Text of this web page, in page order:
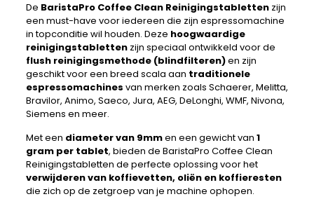
De BaristaPro Coffee Clean Reinigingstablettenzijn
een must-have voor iedereen die zijn espressomachine
in topconditie wil houden. Deze hoogwaardige
reinigingstablettenzijn speciaal ontwikkeld voor de
flush reinigingsmethode (blindfilteren)en zijn
geschikt voor een breed scala aan traditionele
espressomachines van merken zoals Schaerer, Melitta,
Bravilor, Animo, Saeco, Jura, AEG, DeLonghi, WMF, Nivona,
Siemens en meer.
Met een diameter van 9mmen een gewicht van 1
gram per tablet, bieden de BaristaPro Coffee Clean
Reinigingstabletten de perfecte oplossing voor het
verwijderen van koffievetten, oliën en koffieresten
die zich op de zetgroep van je machine ophopen.